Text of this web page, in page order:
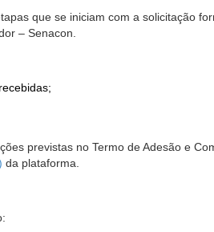
que se iniciam com a solicitação
– Senacon.
previstas no Termo de Adesão e
da plataforma.